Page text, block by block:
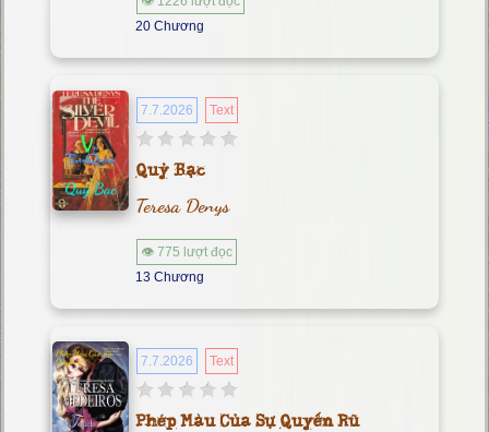
20 Chương
7.7.2026 Text
Quỷ Bạc
Teresa Denys
👁 775 lượt đọc
13 Chương
7.7.2026 Text
Phép Màu Của Sự Quyến Rũ